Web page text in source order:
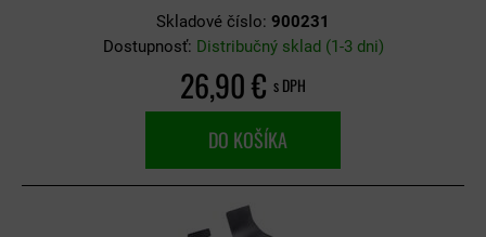
Skladové číslo: 900231
Dostupnosť: Distribučný sklad (1-3 dni)
26,90 € s DPH
DO KOŠÍKA